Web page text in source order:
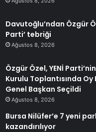
Davutoğlu’ndan Özgür
Parti’ tebriği
Ağustos 8, 2026
Özgür Özel, YENİ
Kurulu Toplantısında Oy
Genel Başkan Seçildi
Ağustos 8, 2026
Bursa Nilüfer’e 7 yeni
kazandırılıyor